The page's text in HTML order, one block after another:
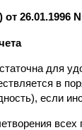
26.01.1996
для
в
если